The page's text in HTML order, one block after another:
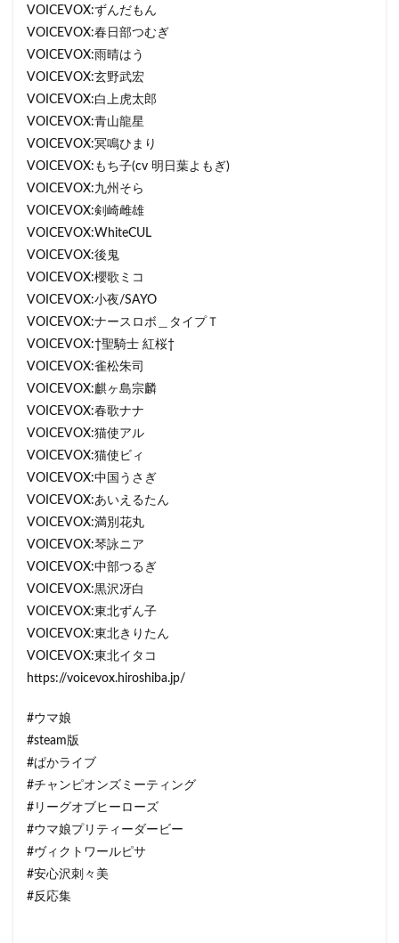
VOICEVOX:ずんだもん
VOICEVOX:春日部つむぎ
VOICEVOX:雨晴はう
VOICEVOX:玄野武宏
VOICEVOX:白上虎太郎
VOICEVOX:青山龍星
VOICEVOX:冥鳴ひまり
VOICEVOX:もち子(cv 明日葉よもぎ)
VOICEVOX:九州そら
VOICEVOX:剣崎雌雄
VOICEVOX:WhiteCUL
VOICEVOX:後鬼
VOICEVOX:櫻歌ミコ
VOICEVOX:小夜/SAYO
VOICEVOX:ナースロボ＿タイプＴ
VOICEVOX:†聖騎士 紅桜†
VOICEVOX:雀松朱司
VOICEVOX:麒ヶ島宗麟
VOICEVOX:春歌ナナ
VOICEVOX:猫使アル
VOICEVOX:猫使ビィ
VOICEVOX:中国うさぎ
VOICEVOX:あいえるたん
VOICEVOX:満別花丸
VOICEVOX:琴詠ニア
VOICEVOX:中部つるぎ
VOICEVOX:黒沢冴白
VOICEVOX:東北ずん子
VOICEVOX:東北きりたん
VOICEVOX:東北イタコ
https://voicevox.hiroshiba.jp/
#ウマ娘
#steam版
#ぱかライブ
#チャンピオンズミーティング
#リーグオブヒーローズ
#ウマ娘プリティーダービー
#ヴィクトワールピサ
#安心沢刺々美
#反応集